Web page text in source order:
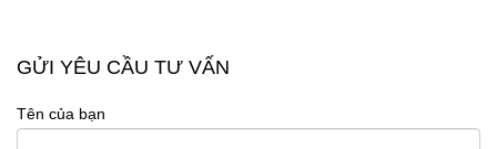
GỬI YÊU CẦU TƯ VẤN
Tên của bạn